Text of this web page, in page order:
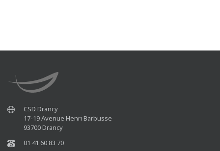
CSD Drancy
17-19 Avenue Henri Barbusse
93700 Drancy
01 41 60 83 70